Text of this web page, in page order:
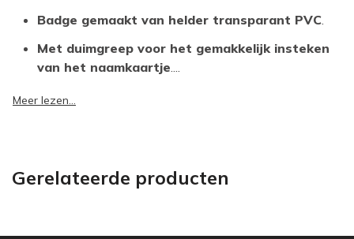
Badge gemaakt van helder transparant PVC.
Met duimgreep voor het gemakkelijk insteken
van het naamkaartje....
Meer lezen...
Gerelateerde producten